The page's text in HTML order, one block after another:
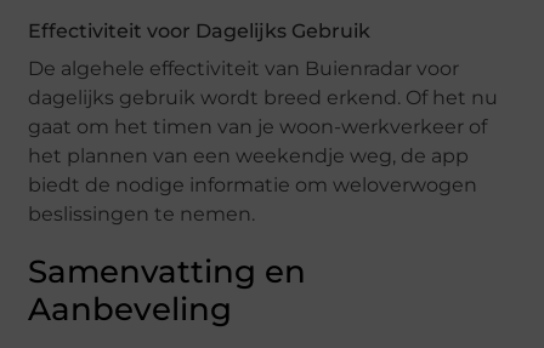
Effectiviteit voor Dagelijks Gebruik
De algehele effectiviteit van Buienradar voor
dagelijks gebruik wordt breed erkend. Of het nu
gaat om het timen van je woon-werkverkeer of
het plannen van een weekendje weg, de app
biedt de nodige informatie om weloverwogen
beslissingen te nemen.
Samenvatting en
Aanbeveling